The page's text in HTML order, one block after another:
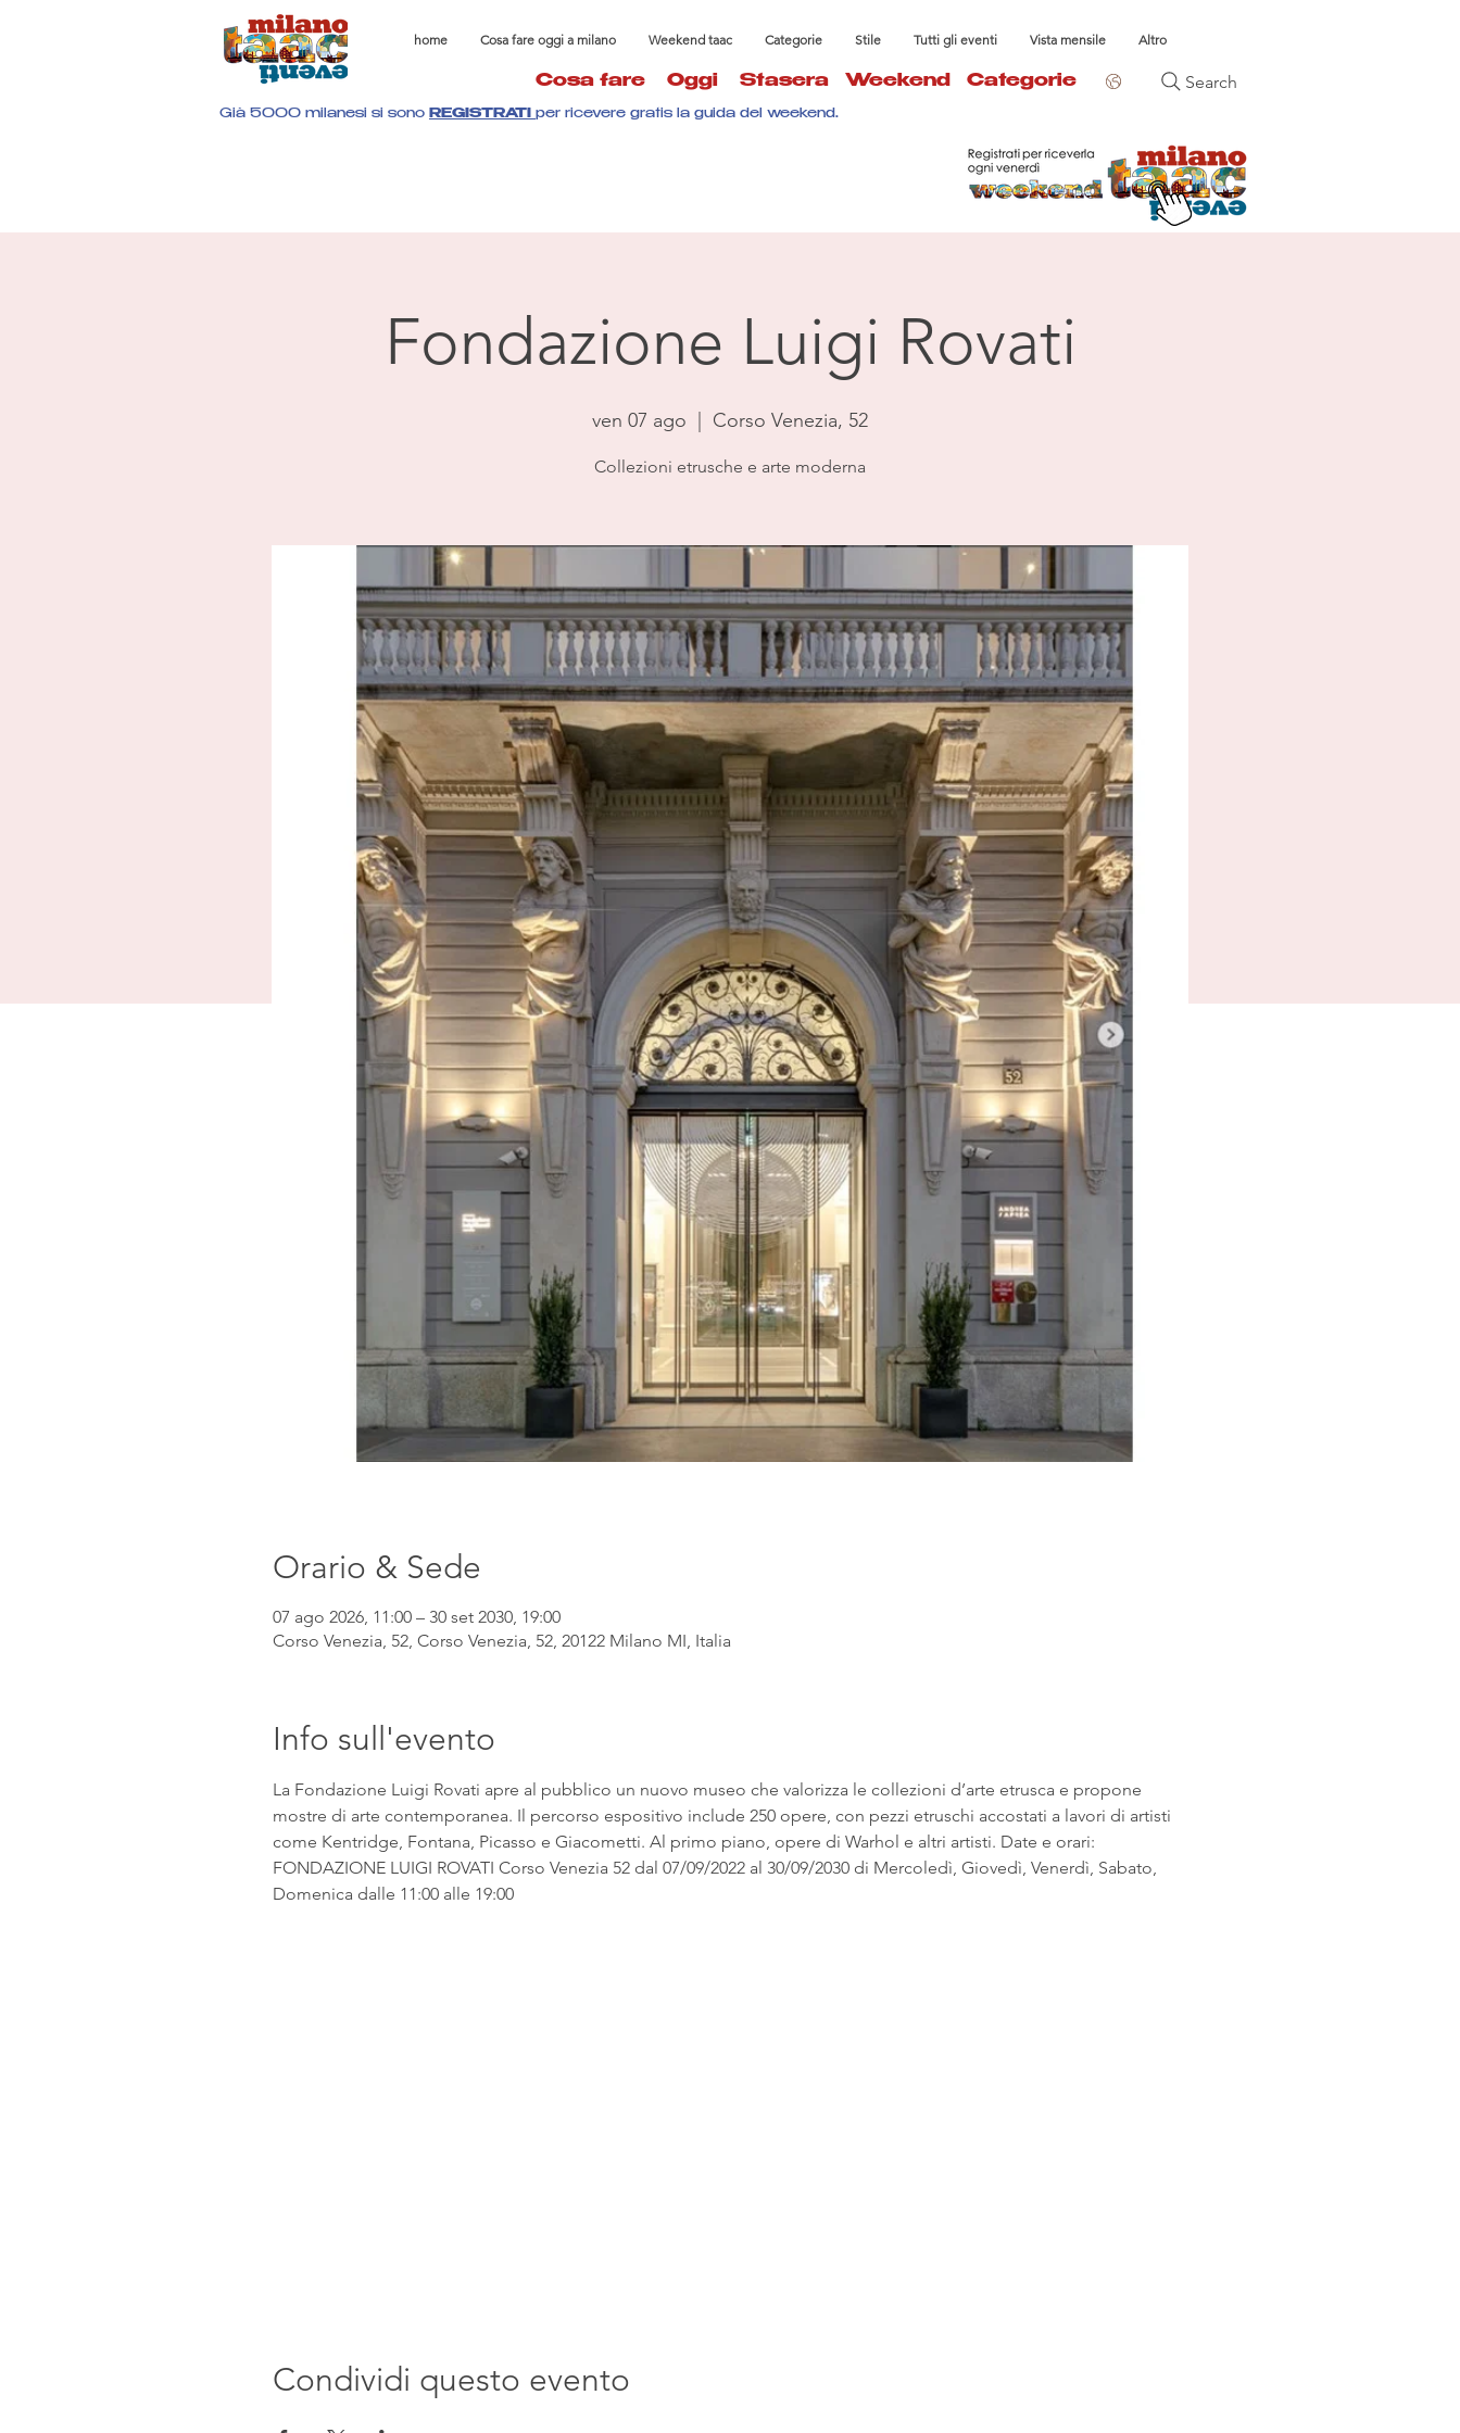
home Cosa fare oggi a milano Weekend taac Categorie Stile Tutti gli eventi Vista mensile Altro
Cosa fare Oggi Stasera Weekend Categorie Search
Già 5000 milanesi si sono REGISTRATI per ricevere gratis la guida del weekend.
Fondazione Luigi Rovati
ven 07 ago Corso Venezia, 52
Collezioni etrusche e arte moderna
Orario & Sede
07 ago 2026, 11:00 – 30 set 2030, 19:00
Corso Venezia, 52, Corso Venezia, 52, 20122 Milano MI, Italia
Info sull'evento
La Fondazione Luigi Rovati apre al pubblico un nuovo museo che valorizza le collezioni d’arte etrusca e propone
mostre di arte contemporanea. Il percorso espositivo include 250 opere, con pezzi etruschi accostati a lavori di artisti
come Kentridge, Fontana, Picasso e Giacometti. Al primo piano, opere di Warhol e altri artisti. Date e orari:
FONDAZIONE LUIGI ROVATI Corso Venezia 52 dal 07/09/2022 al 30/09/2030 di Mercoledì, Giovedì, Venerdì, Sabato,
Domenica dalle 11:00 alle 19:00
Condividi questo evento